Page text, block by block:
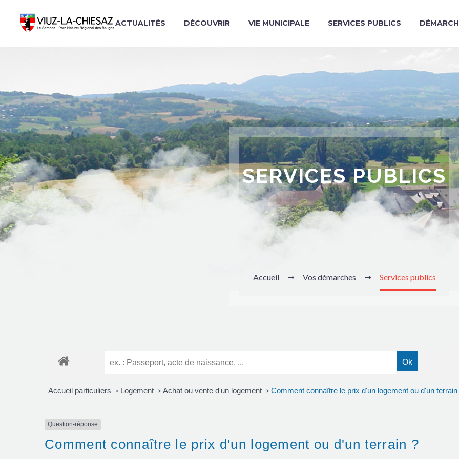
ACTUALITÉS DÉCOUVRIR VIE MUNICIPALE SERVICES PUBLICS
SERVICES PUBLICS
Accueil Vos démarches Services publics
Accueil particuliers > Logement > Achat ou vente d'un logement > Comment connaître le prix d'un logement ou d'un terrain
Question-réponse
Comment connaître le prix d'un logement ou d'un terrain ?